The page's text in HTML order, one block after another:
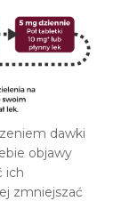
dawki
objawy
ich
zmniejszać